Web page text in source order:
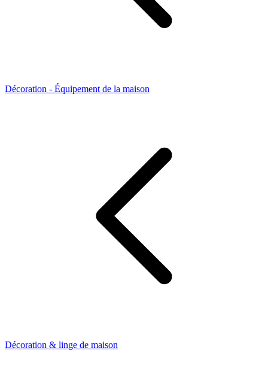
Décoration - Équipement de la maison
Décoration & linge de maison